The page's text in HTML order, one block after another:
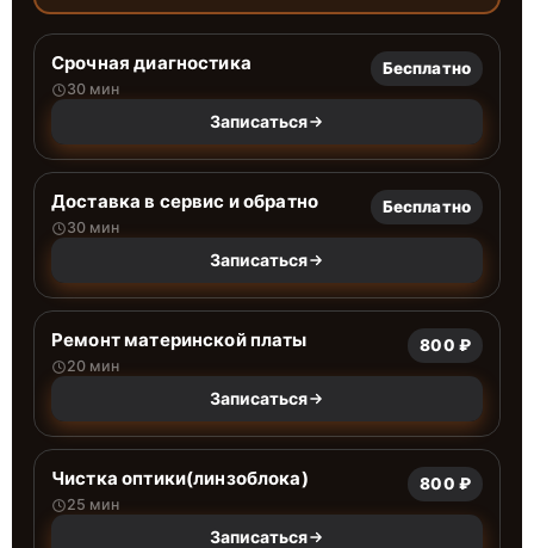
Срочная диагностика
30 мин
Бесплатно
Записаться
Доставка в сервис и обратно
30 мин
Бесплатно
Записаться
Ремонт материнской платы
20 мин
800 ₽
Записаться
Чистка оптики(линзоблока)
25 мин
800 ₽
Записаться